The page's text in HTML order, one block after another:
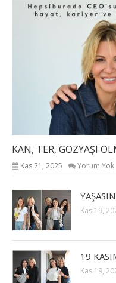
KAN, TER, GÖZYAŞI
Kas 21, 2025 Yorum Yok
Kas 19,
19
Kas 19,